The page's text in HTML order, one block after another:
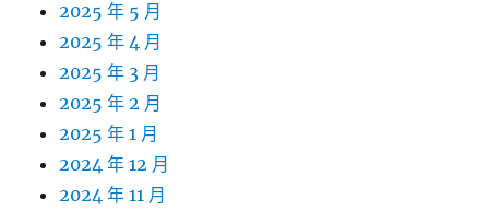
2025 年 5 月
2025 年 4 月
2025 年 3 月
2025 年 2 月
2025 年 1 月
2024 年 12 月
2024 年 11 月